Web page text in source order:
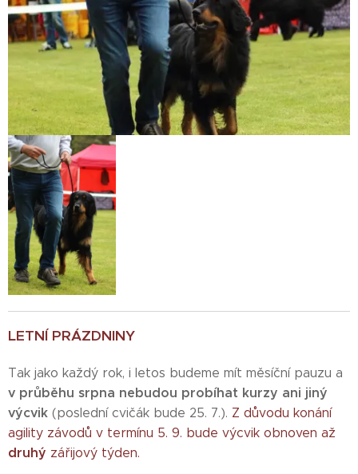
LETNÍ PRÁZDNINY
Tak jako každý rok, i letos budeme mít měsíční pauzu a
v průběhu srpna nebudou probíhat kurzy ani jiný
výcvik (poslední cvičák bude 25. 7.). Z důvodu konání
agility závodů v termínu 5. 9. bude výcvik obnoven až
druhý zářijový týden.